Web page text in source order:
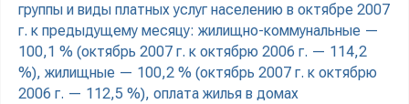
группы и виды платных услуг населению в октябре 2007
г. к предыдущему месяцу: жилищно-коммунальные —
100,1 % (октябрь 2007 г. к октябрю 2006 г. — 114,2
%), жилищные — 100,2 % (октябрь 2007 г. к октябрю
2006 г. — 112,5 %), оплата жилья в домах